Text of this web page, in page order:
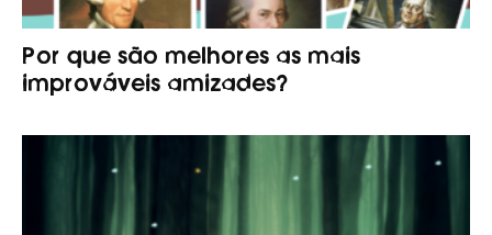
Por que são melhores as mais
improváveis amizades?